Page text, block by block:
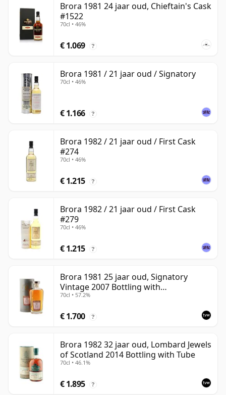
Brora 1981 24 jaar oud, Chieftain's Cask
#1522
70cl • 46%
€ 1.069 ?
Brora 1981 / 21 jaar oud / Signatory
70cl • 46%
€ 1.166 ?
Brora 1982 / 21 jaar oud / First Cask
#274
70cl • 46%
€ 1.215 ?
Brora 1982 / 21 jaar oud / First Cask
#279
70cl • 46%
€ 1.215 ?
Brora 1981 25 jaar oud, Signatory
Vintage 2007 Bottling with
Presentation Tin - Cask 1518
70cl • 57.2%
€ 1.700 ?
Brora 1982 32 jaar oud, Lombard Jewels
of Scotland 2014 Bottling with Tube
70cl • 46.1%
€ 1.895 ?